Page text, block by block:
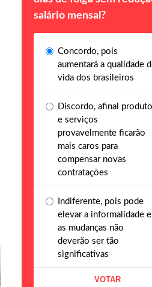
salário mensal?
Concordo, pois
aumentará a qualidade
vida dos brasileiros
Discordo, afinal
e serviços
provavelmente ficarão
mais caros para
compensar novas
contratações
Indiferente, pois pode
elevar a informalidade e
as mudanças não
deverão ser tão
significativas